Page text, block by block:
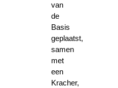
van
de
Basis
geplaatst,
samen
met
een
Kracher,